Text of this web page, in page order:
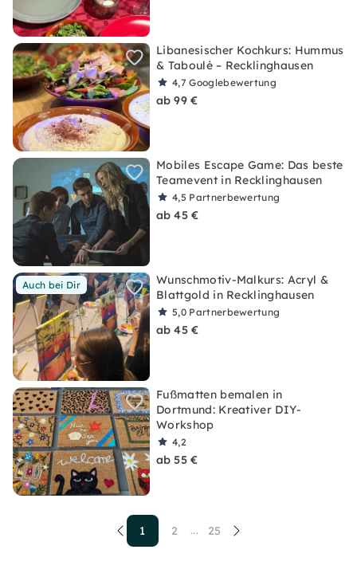
Libanesischer Kochkurs: Hummus
& Taboulé – Recklinghausen
4,7Googlebewertung
ab 99 €
Mobiles Escape Game: Das beste
Teamevent in Recklinghausen
4,5 Partnerbewertung
ab 45 €
Auch bei Dir
Wunschmotiv-Malkurs: Acryl &
Blattgold in Recklinghausen
5,0 Partnerbewertung
ab 45 €
Fußmatten bemalen in
Dortmund: Kreativer DIY-
Workshop
4,2
ab 55 €
1 2 ... 25